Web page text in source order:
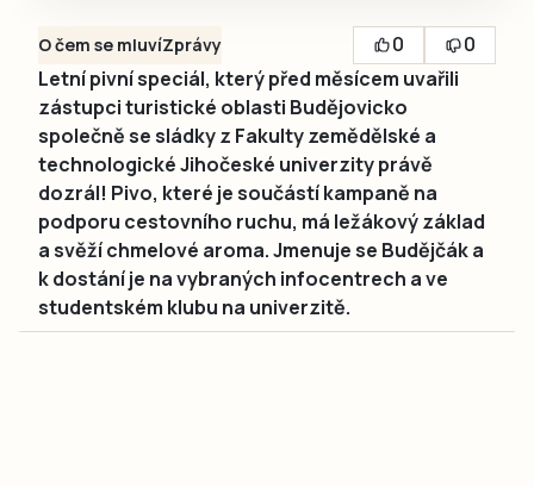
O čem se mluvíZprávy 0
0
Letní pivní speciál, který před měsícem uvařili
zástupci turistické oblasti Budějovicko
společně se sládky z Fakulty zemědělské a
technologické Jihočeské univerzity právě
dozrál! Pivo, které je součástí kampaně na
podporu cestovního ruchu, má ležákový základ
a svěží chmelové aroma. Jmenuje se Budějčák a
k dostání je na vybraných infocentrech a ve
studentském klubu na univerzitě.